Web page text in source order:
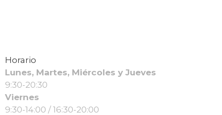
Horario
Lunes, Martes, Miércoles y Jueves
9:30-20:30
Viernes
9:30-14:00 / 16:30-20:00